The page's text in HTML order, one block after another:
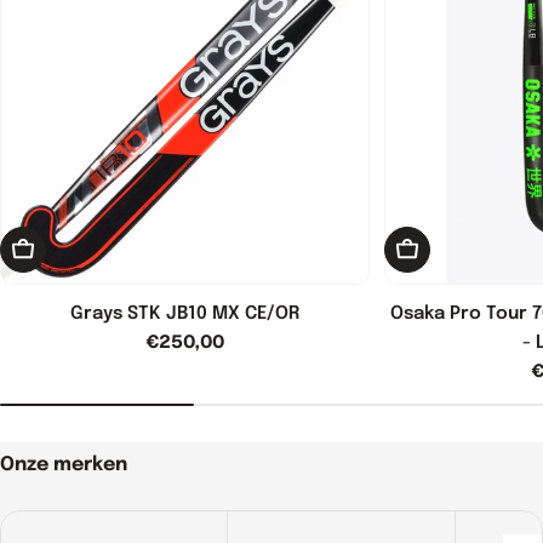
Kies opties
Grays STK JB10 MX CE/OR
Normale
€250,00
Kies opties
Osaka Pro Tour
-
Onze merken